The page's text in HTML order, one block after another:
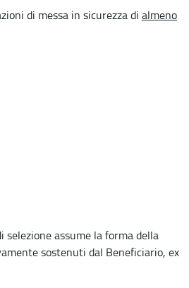
di messa in sicurezza di almeno
assume la forma della
sostenuti dal Beneficiario, ex